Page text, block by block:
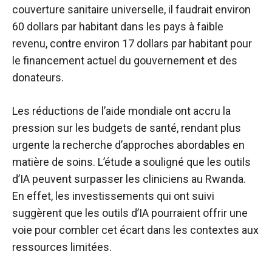
couverture sanitaire universelle, il faudrait environ
60 dollars par habitant dans les pays à faible
revenu, contre environ 17 dollars par habitant pour
le financement actuel du gouvernement et des
donateurs.
Les réductions de l’aide mondiale ont accru la
pression sur les budgets de santé, rendant plus
urgente la recherche d’approches abordables en
matière de soins. L’étude a souligné que les outils
d’IA peuvent surpasser les cliniciens au Rwanda.
En effet, les investissements qui ont suivi
suggèrent que les outils d’IA pourraient offrir une
voie pour combler cet écart dans les contextes aux
ressources limitées.